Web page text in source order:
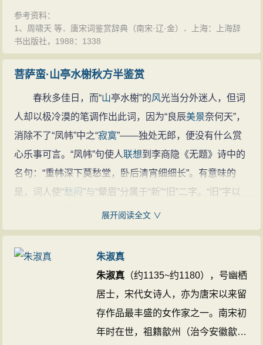
递转，以繁音促节表现深沉而起伏的情感。
榭（xiè）：建于高台或水面（或临水）之木屋。
凤帏（wéi）：闺中的帷帐。
蛾：眉毛。螺子黛乃女子涂眉之颜料，其色青黑，或以
代眉毛。眉细如蛾须，乃谓蛾眉。更有以眉代指美人
者。
颦（pín）：作动词为皱眉，作形容词为忧愁。
绣户：解释华丽的居室，多指女子的住所。
疏萤：指萤火点点，忽明忽暗。
参考资料：
1、周啸天 等．唐宋词鉴赏辞典（南宋·辽·金）．上海：上海辞
书出版社，1988：1338
菩萨蛮·山亭水榭秋方半鉴赏
春秋多佳日，而“山亭水榭”的风光当分外迷人，但词
人却以极冷漠的笔调作出此词，因为“良辰美景奈何天”，
消除不了“凤帏”中之“寂寞”——独处无郎，便没有什么赏
心乐事可言。“凤帏”句使人联想到李商隐《无题》诗中的
名句：“重帏深下莫愁堂，卧后清宵细细长”。有意味的
是，词人使“愁闷 ”与“颦眉”分属于“新”“旧”二字。“旧”字以
见女主人公愁情之久长“新”字则表现其愁情之与日俱增。
一愁未去，一愁又生，这是“新”；而所有的愁都与相思有
关，这又是“旧”。“新”“旧”二字相映成趣，更觉情深。
展开阅读全文 ∨
朱淑真
朱淑真 （约1135~约1180），号幽栖
居士，宋代女诗人，亦为唐宋以来留
存作品最丰盛的女作家之一。南宋初
年时在世，祖籍歙州（治今安徽歙